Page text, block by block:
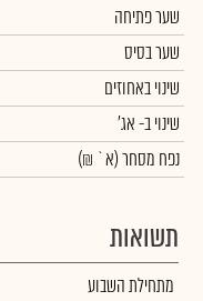
שער פתיחה
שער בסיס
שינוי באחוזים
שינויב- אג'
נפח מסחר(א` ₪)
תשואות
מתחילת השבוע